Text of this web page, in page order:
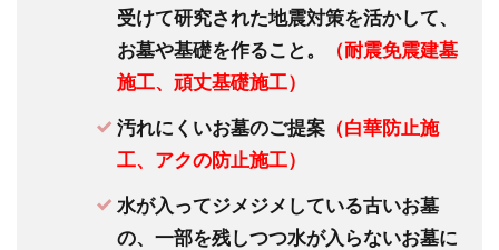
受けて研究された地震対策を活かして、
お墓や基礎を作ること。
（耐震免震建墓
施工、頑丈基礎施工）
汚れにくいお墓のご提案 （白華防止施
工、アクの防止施工）
水が入ってジメジメしている古いお墓
の、一部を残しつつ水が入らないお墓に